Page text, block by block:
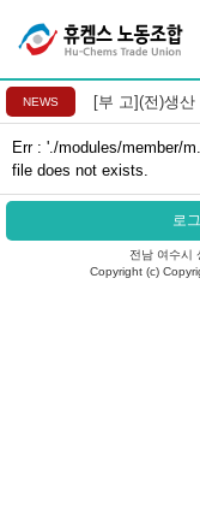
NEWS [부 고](전)생
Err : './modules/member/
file does not exists.
로
전남 여수시
Copyright (c)